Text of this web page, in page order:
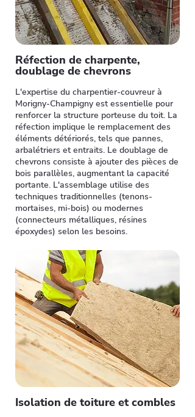
Réfection de charpente,
doublage de chevrons
L'expertise du charpentier-couvreur à
Morigny-Champigny est essentielle pour
renforcer la structure porteuse du toit. La
réfection implique le remplacement des
éléments détériorés, tels que pannes,
arbalétriers et entraits. Le doublage de
chevrons consiste à ajouter des pièces de
bois parallèles, augmentant la capacité
portante. L'assemblage utilise des
techniques traditionnelles (tenons-
mortaises, mi-bois) ou modernes
(connecteurs métalliques, résines
époxydes) selon les besoins.
Isolation de toiture et combles